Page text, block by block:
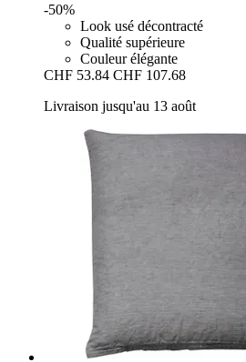
-50%
Look usé décontracté
Qualité supérieure
Couleur élégante
CHF 53.84 CHF 107.68
Livraison jusqu'au 13 août